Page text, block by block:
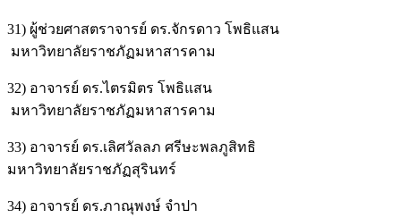
31) ผู้ช่วยศาสตราจารย์ ดร.จักรดาว โพธิแสน
มหาวิทยาลัยราชภัฏมหาสารคาม
32) อาจารย์ ดร.ไตรมิตร โพธิแสน
มหาวิทยาลัยราชภัฏมหาสารคาม
33) อาจารย์ ดร.เลิศวัลลภ ศรีษะพลภูสิทธิ
มหาวิทยาลัยราชภัฏสุรินทร์
34) อาจารย์ ดร.ภาณุพงษ์ จำปา